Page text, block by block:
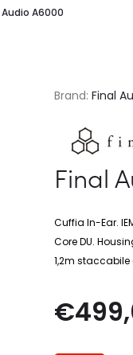
Audio A6000
Brand:Final
Final
Cuffia In-Ear.
Core DU.
1,2m
€